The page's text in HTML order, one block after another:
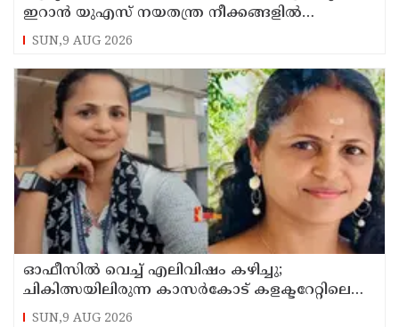
ഇറാന്‍ യുഎസ് നയതന്ത്ര നീക്കങ്ങളില്‍
അനിശ്ചിതത്വം
SUN,9 AUG 2026
ഓഫീസില്‍ വെച്ച് എലിവിഷം കഴിച്ചു;
ചികിത്സയിലിരുന്ന കാസര്‍കോട് കളക്ടറേറ്റിലെ
സീനിയര്‍ ക്ലര്‍ക്ക് മരിച്ചു
SUN,9 AUG 2026